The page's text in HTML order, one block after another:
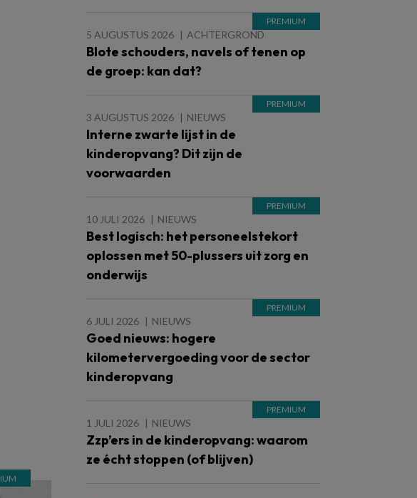
5 AUGUSTUS 2026 ACHTERGROND
Blote schouders, navels of tenen op
de groep: kan dat?
3 AUGUSTUS 2026 NIEUWS
Interne zwarte lijst in de
kinderopvang? Dit zijn de
voorwaarden
10 JULI 2026 NIEUWS
Best logisch: het personeelstekort
oplossen met 50-plussers uit zorg en
onderwijs
6 JULI 2026 NIEUWS
Goed nieuws: hogere
kilometervergoeding voor de sector
kinderopvang
1 JULI 2026 NIEUWS
Zzp’ers in de kinderopvang: waarom
ze écht stoppen (of blijven)